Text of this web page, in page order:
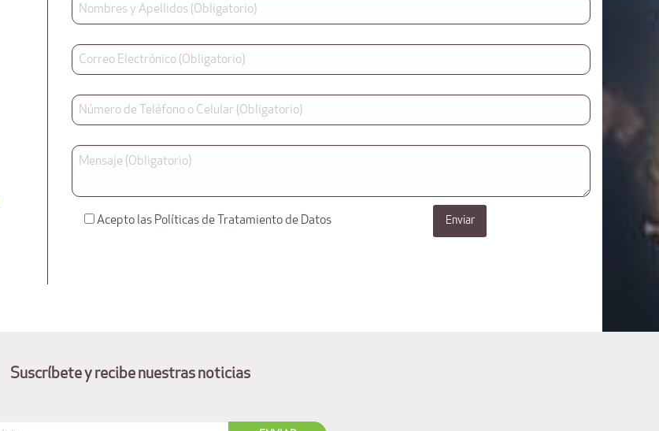
Acepto las Políticas de Tratamiento de Datos
Suscríbete y recibe nuestras noticias